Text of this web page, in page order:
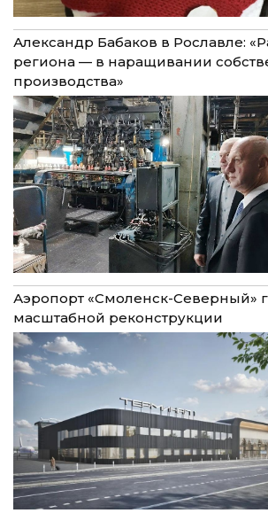
Александр Бабаков в Рославле:
региона — в наращивании
производства»
Аэропорт «Смоленск-Северный»
масштабной реконструкции